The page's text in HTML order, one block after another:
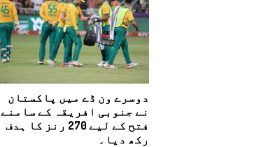
دوسرے ون ڈے میں پاکستان
نے جنوبی افریقہ کے سامنے
فتح کے لیے 270 رنز کا ہدف
رکھ دیا۔